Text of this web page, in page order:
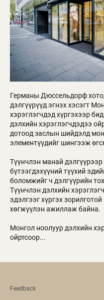
Германы Дюссельдорф
дэлгүүрүүд эгнэх хэсэгт
хэрэглэгчдэд хүргэхээр
дэлхийн хэрэглэгчдэдээ
дотоод заслын шийдэлд
элементүүдийг шингээж
Түүнчлэн манай
бүтээгдэхүүний түүхий
боломжийг ч дэлгүүрийн
Түүнчлэн дэлхийн
эдэлгээг хүргэх
хөгжүүлэн ажиллаж байна.
Монгол ноолуур дэлхийн
ойртсоор...
Feedback